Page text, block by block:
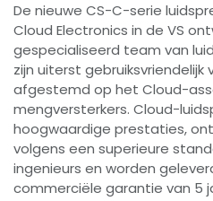
De nieuwe CS-C-serie
Cloud Electronics in de VS
gespecialiseerd team van
zijn uiterst gebruiksvriendelijk
afgestemd op het Cloud-
mengversterkers. Cloud-
hoogwaardige prestaties,
volgens een superieure
ingenieurs en worden
commerciële garantie van 5